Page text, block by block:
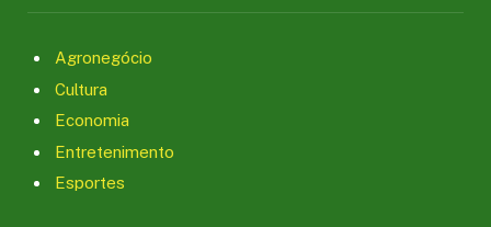
Agronegócio
Cultura
Economia
Entretenimento
Esportes